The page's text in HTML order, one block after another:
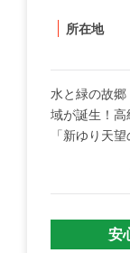
所在地
水と緑の故
域が誕生！
「新ゆり天望
◆四季折々
晴らしに恵
◆「新百合ケ
ド駅」から
◆全区画平安